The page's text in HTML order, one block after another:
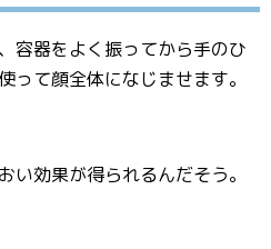
容器をよく振ってから手のひ
って顔全体になじませます。
い効果が得られるんだそう。